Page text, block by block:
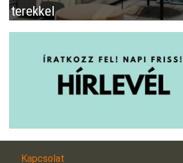
terekkel
Kapcsolat